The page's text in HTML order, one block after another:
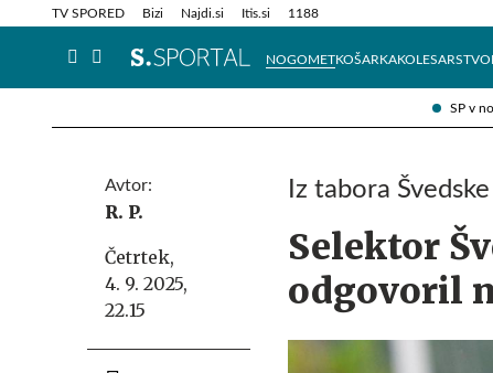
SP v
TV SPORED Bizi Najdi.si Itis.si 1188
NOGOMETKOŠARKAKOLESARSTVO
Info in obvestila Tehnik
Avtor:
R. P.
Četrtek,
4. 9. 2025,
22.15
Iz tabora
Selektor
odgovoril